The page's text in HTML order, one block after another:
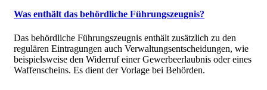
Was enthält das behördliche Führungszeugnis?
Das behördliche Führungszeugnis enthält zusätzlich zu den
regulären Eintragungen auch Verwaltungsentscheidungen, wie
beispielsweise den Widerruf einer Gewerbeerlaubnis oder eines
Waffenscheins. Es dient der Vorlage bei Behörden.